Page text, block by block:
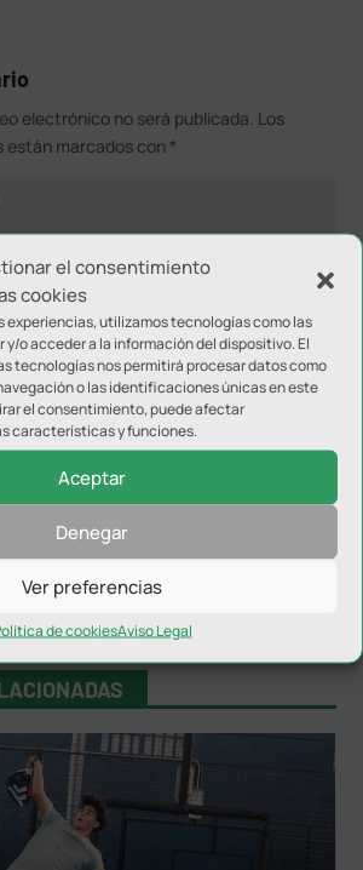
el consentimiento
cookies
experiencias, utilizamos tecnologías como las
o acceder a la información del dispositivo. El
tecnologías nos permitirá procesar datos como
o las identificaciones únicas en este
el consentimiento, puede afectar
características y funciones.
Aceptar
Denegar
Ver preferencias
de cookiesAviso Legal
electrónico no será publicada. Los
están marcados con *